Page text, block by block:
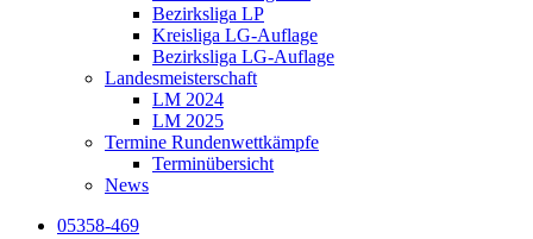
Bezirksliga LP
Kreisliga LG-Auflage
Bezirksliga LG-Auflage
Landesmeisterschaft
LM 2024
LM 2025
Termine Rundenwettkämpfe
Terminübersicht
News
05358-469